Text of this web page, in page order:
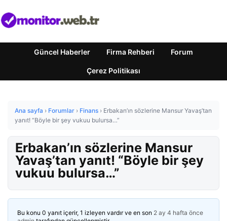
Güncel Haberler Firma Rehberi Forum
Çerez Politikası
Ana sayfa › Forumlar › Finans › Erbakan’ın sözlerine Mansur Yavaş’tan
yanıt! “Böyle bir şey vukuu bulursa…”
Erbakan’ın sözlerine Mansur
Yavaş’tan yanıt! “Böyle bir şey
vukuu bulursa…”
Bu konu 0 yanıt içerir, 1 izleyen vardır ve en son 2 ay 4 hafta önce